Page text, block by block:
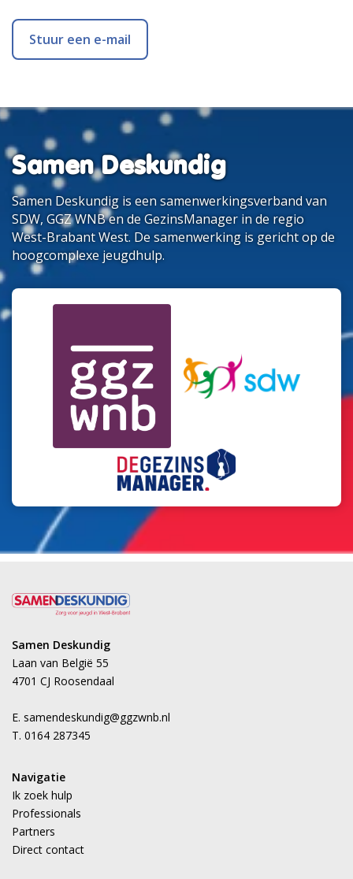
Stuur een e-mail
Samen Deskundig
Samen Deskundig is een samenwerkingsverband van
SDW, GGZ WNB en de GezinsManager in de regio
West-Brabant West. De samenwerking is gericht op de
hoogcomplexe jeugdhulp.
Samen Deskundig
Laan van België 55
4701 CJ Roosendaal
E. samendeskundig@ggzwnb.nl
T. 0164 287345
Navigatie
Ik zoek hulp
Professionals
Partners
Direct contact